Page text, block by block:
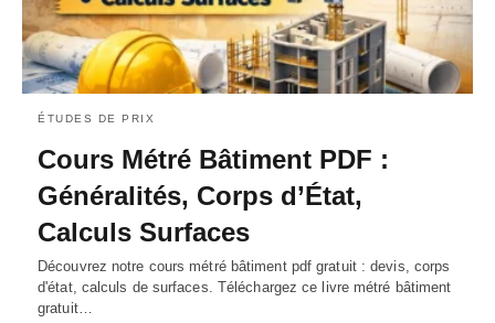
ÉTUDES DE PRIX
Cours Métré Bâtiment PDF :
Généralités, Corps d’État,
Calculs Surfaces
Découvrez notre cours métré bâtiment pdf gratuit : devis, corps
d'état, calculs de surfaces. Téléchargez ce livre métré bâtiment
gratuit…